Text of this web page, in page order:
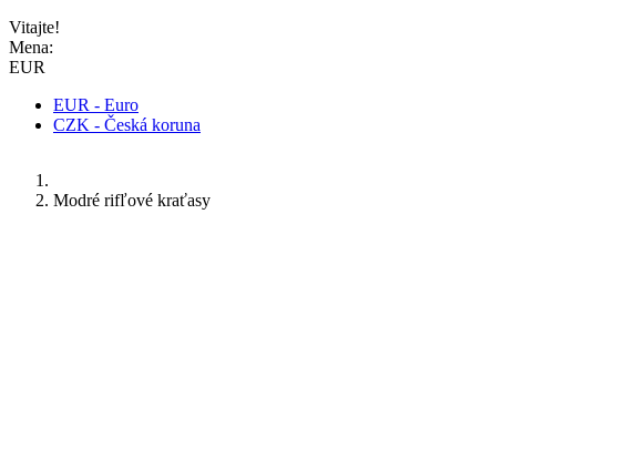
Vitajte!
Mena:
EUR
EUR - Euro
CZK - Česká koruna
Modré rifľové kraťasy